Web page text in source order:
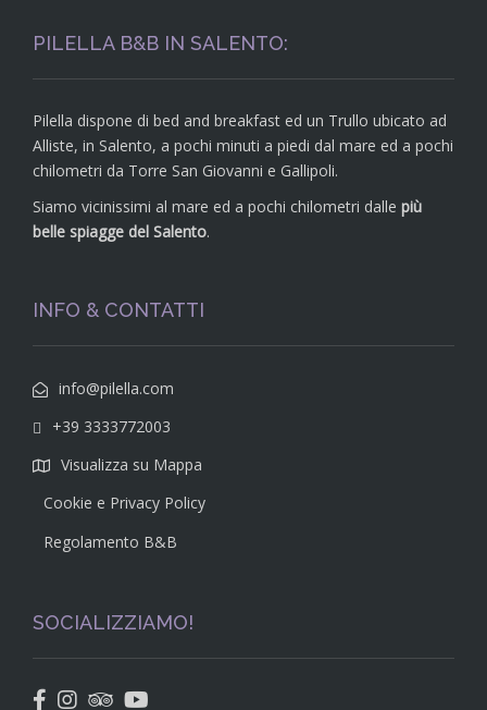
PILELLA B&B IN SALENTO:
Pilella dispone di bed and breakfast ed un Trullo ubicato ad
Alliste, in Salento, a pochi minuti a piedi dal mare ed a pochi
chilometri da Torre San Giovanni e Gallipoli.
Siamo vicinissimi al mare ed a pochi chilometri dalle più
belle spiagge del Salento.
INFO & CONTATTI
info@pilella.com
+39 3333772003
Visualizza su Mappa
Cookie e Privacy Policy
Regolamento B&B
SOCIALIZZIAMO!